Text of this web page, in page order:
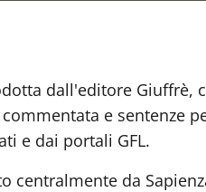
dall'editore Giuffrè,
e sentenze
e dai portali GFL.
centralmente da